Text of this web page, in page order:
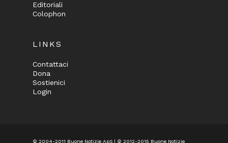
Editoriali
Colophon
LINKS
Contattaci
Dona
Sostienici
Login
© 2004-2011 Buone Notizie ApS | © 2012-2015 Buone Notizie